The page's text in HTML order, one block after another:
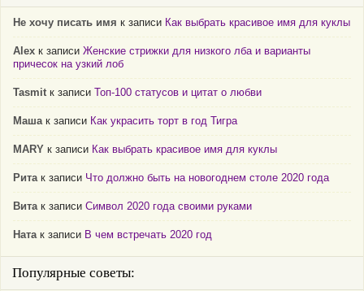
Не хочу писать имя к записи Как выбрать красивое имя для куклы
Alex к записи Женские стрижки для низкого лба и варианты
причесок на узкий лоб
Tasmit к записи Топ-100 статусов и цитат о любви
Машак записи Как украсить торт в год Тигра
MARY к записи Как выбрать красивое имя для куклы
Ритак записи Что должно быть на новогоднем столе 2020 года
Витак записи Символ 2020 года своими руками
Натак записи В чем встречать 2020 год
Популярные советы: